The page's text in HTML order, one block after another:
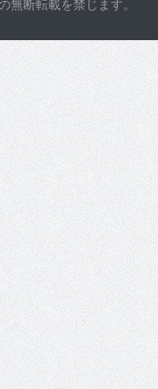
断転載を禁じます。